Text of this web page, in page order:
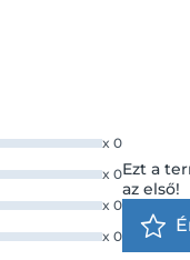
x 0
x 0
x 0
x 0
Ezt a
az első!